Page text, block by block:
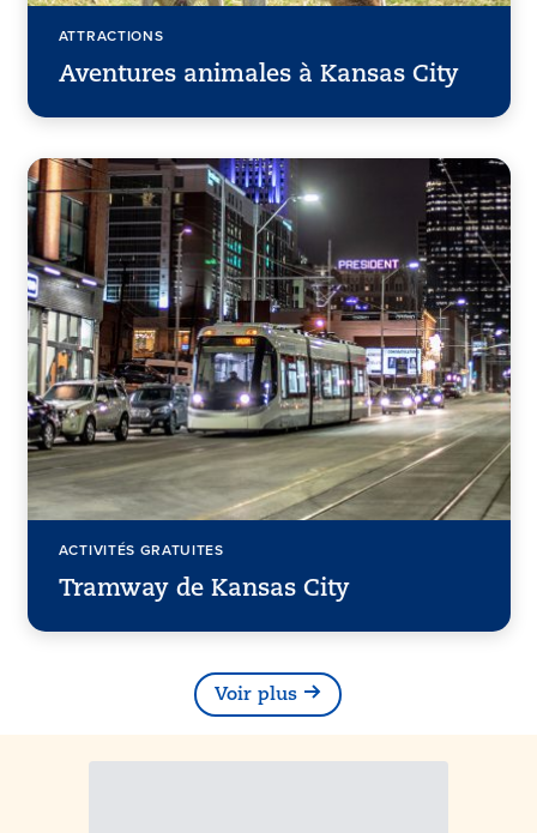
ATTRACTIONS
Aventures animales à Kansas City
ACTIVITÉS GRATUITES
Tramway de Kansas City
Voir plus